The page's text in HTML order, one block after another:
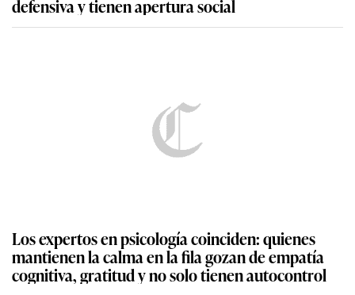
defensiva y tienen apertura social
Los expertos en psicología coinciden: quienes
mantienen la calma en la fila gozan de empatía
cognitiva, gratitud y no solo tienen autocontrol